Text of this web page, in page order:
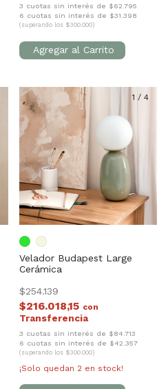
3 cuotas sin interés de $62.795
6 cuotas sin interés de $31.398
(superando los $300.000)
1 / 4
Velador Budapest Large
Cerámica
$254.139
$216.018,15 con
3 cuotas sin interés de $84.713
6 cuotas sin interés de $42.357
(superando los $300.000)
¡Solo quedan 2 en stock!